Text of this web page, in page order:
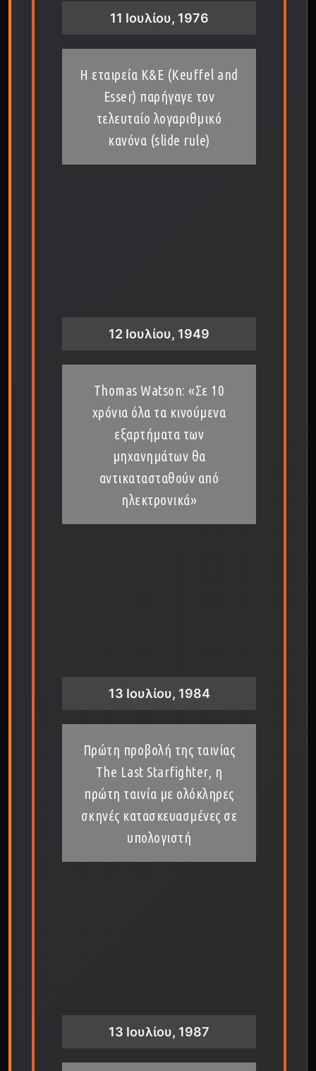
11 Ιουλίου, 1976
Η εταιρεία K&E (Keuffel and
Esser) παρήγαγε τον
τελευταίο λογαριθμικό
κανόνα (slide rule)
12 Ιουλίου, 1949
Thomas Watson: «Σε 10
χρόνια όλα τα κινούμενα
εξαρτήματα των
μηχανημάτων θα
αντικατασταθούν από
ηλεκτρονικά»
13 Ιουλίου, 1984
Πρώτη προβολή της ταινίας
The Last Starfighter, η
πρώτη ταινία με ολόκληρες
σκηνές κατασκευασμένες σε
υπολογιστή
13 Ιουλίου, 1987